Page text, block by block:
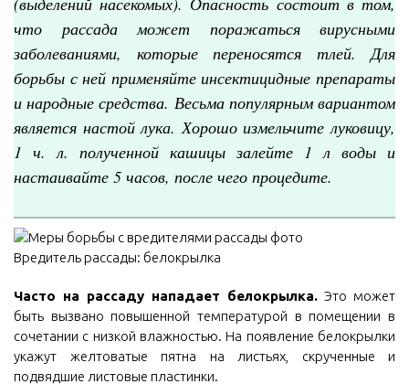
что рассада может поражаться вирусными
заболеваниями, которые переносятся тлей. Для
борьбы с ней применяйте инсектицидные препараты
и народные средства. Весьма популярным вариантом
является настой лука. Хорошо измельчите луковицу,
1 ч. л. полученной кашицы залейте 1 л воды и
настаивайте 5 часов, после чего процедите.
Вредитель рассады: белокрылка
Часто на рассаду нападает белокрылка. Это может
быть вызвано повышенной температурой в помещении в
сочетании с низкой влажностью. На появление белокрылки
укажут желтоватые пятна на листьях, скрученные и
подвядшие листовые пластинки.